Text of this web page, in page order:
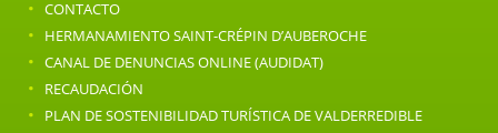
· CONTACTO
· HERMANAMIENTO SAINT-CRÉPIN D’AUBEROCHE
· CANAL DE DENUNCIAS ONLINE (AUDIDAT)
· RECAUDACIÓN
· PLAN DE SOSTENIBILIDAD TURÍSTICA DE VALDERREDIBLE